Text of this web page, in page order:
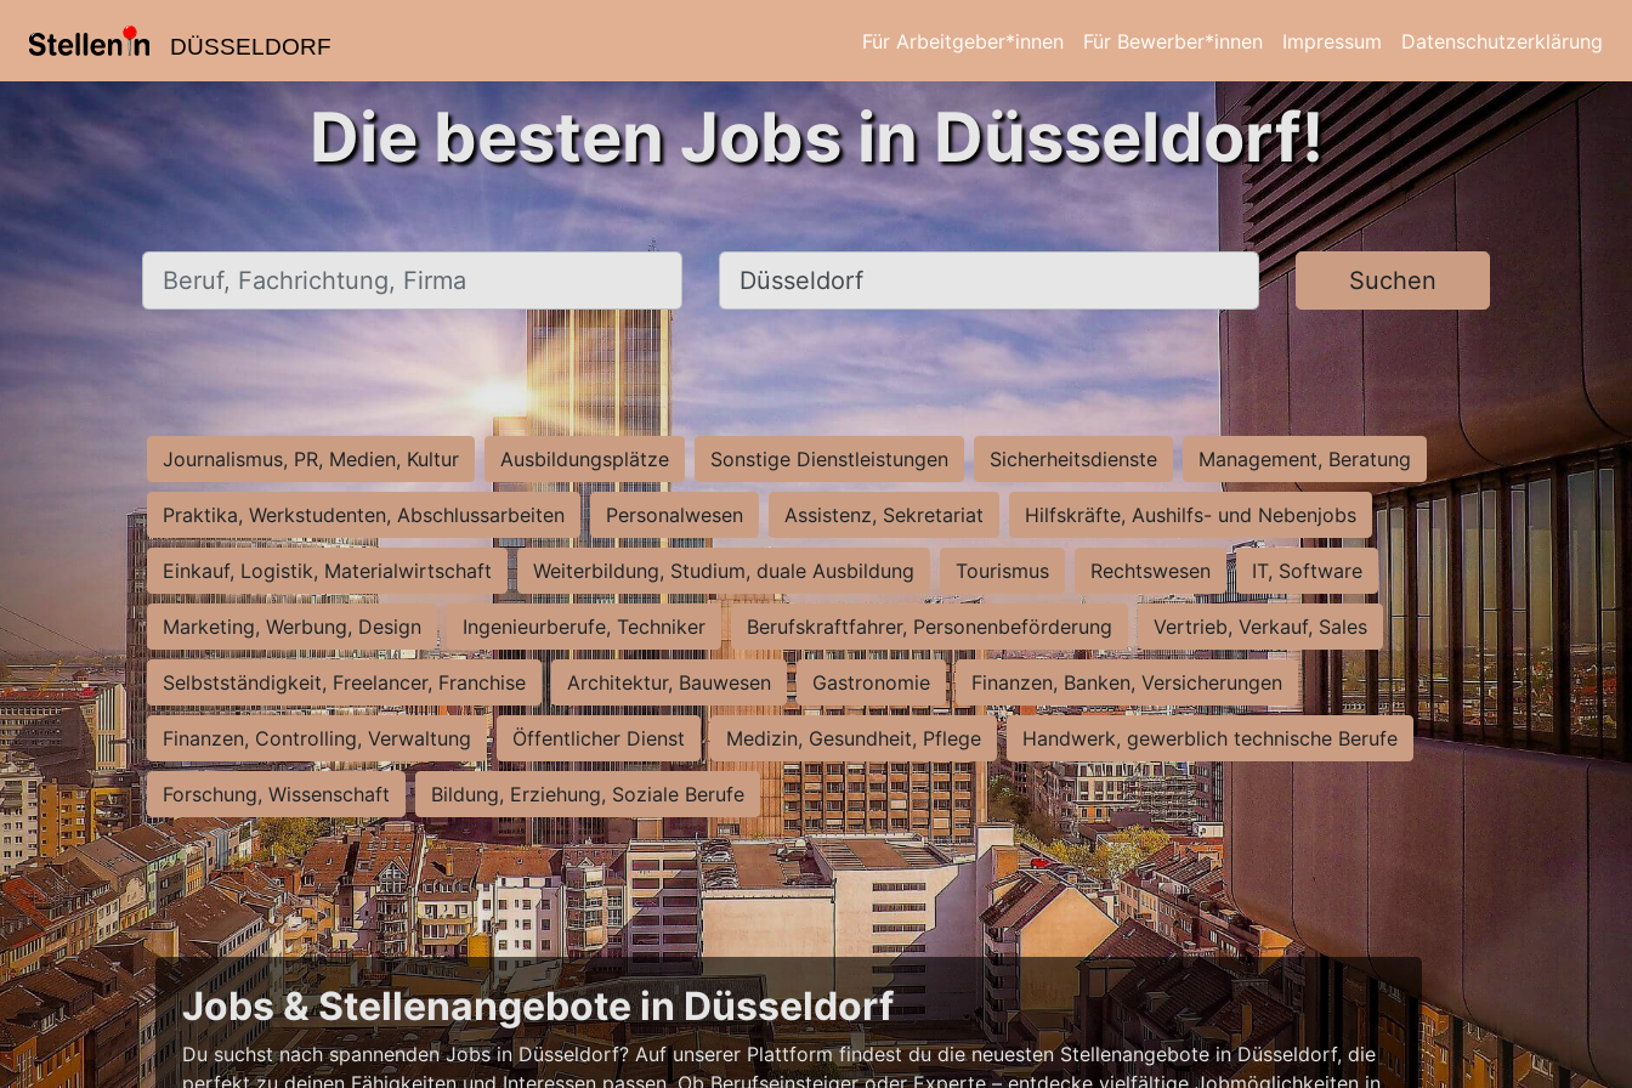
DÜSSELDORF Für Arbeitgeber*innen Für Bewerber*innen Impressum Datenschutzerklärung
Die besten Jobs in Düsseldorf!
Beruf, Fachrichtung, Firma Ort, Stadt Suchen
Journalismus, PR, Medien, Kultur Ausbildungsplätze Sonstige Dienstleistungen Sicherheitsdienste Management, Beratung
Praktika, Werkstudenten, Abschlussarbeiten Personalwesen Assistenz, Sekretariat Hilfskräfte, Aushilfs- und Nebenjobs
Einkauf, Logistik, Materialwirtschaft Weiterbildung, Studium, duale Ausbildung Tourismus Rechtswesen IT, Software
Marketing, Werbung, Design Ingenieurberufe, Techniker Berufskraftfahrer, Personenbeförderung Vertrieb, Verkauf, Sales
Selbstständigkeit, Freelancer, Franchise Architektur, Bauwesen Gastronomie Finanzen, Banken, Versicherungen
Finanzen, Controlling, Verwaltung Öffentlicher Dienst Medizin, Gesundheit, Pflege Handwerk, gewerblich technische Berufe
Forschung, Wissenschaft Bildung, Erziehung, Soziale Berufe
Jobs & Stellenangebote in Düsseldorf
Du suchst nach spannenden Jobs in Düsseldorf? Auf unserer Plattform findest du die neuesten Stellenangebote in Düsseldorf, die